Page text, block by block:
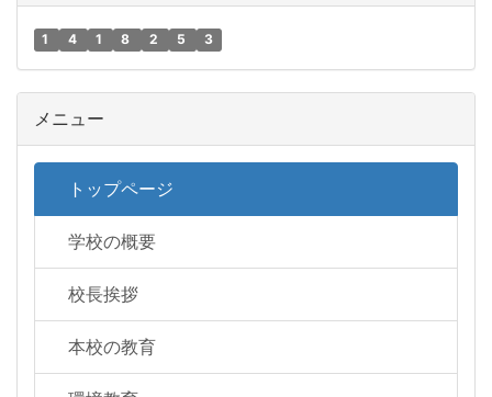
1 4 1 8 2 5 3
メニュー
トップページ
学校の概要
校長挨拶
本校の教育